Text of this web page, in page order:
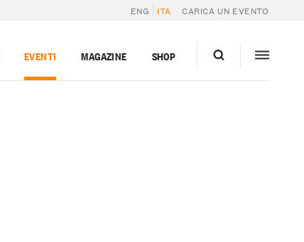
ENG ITA CARICA UN EVENTO
EVENTI MAGAZINE SHOP